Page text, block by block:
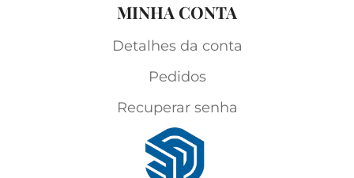
MINHA CONTA
Detalhes da conta
Pedidos
Recuperar senha